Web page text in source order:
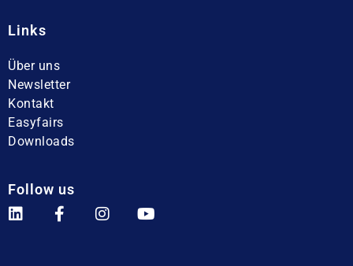
Links
Über uns
Newsletter
Kontakt
Easyfairs
Downloads
Follow us